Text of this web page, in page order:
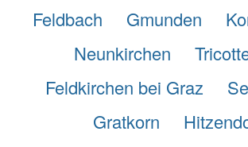
Feldbach
Gmunden
Neunkirchen
Feldkirchen bei Graz
Gratkorn